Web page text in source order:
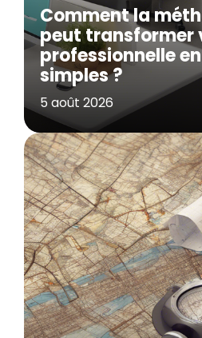
Comment la
peut transformer
professionnelle
simples ?
5 août 2026